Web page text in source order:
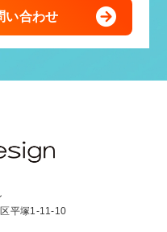
い合わせ
平塚1-11-10